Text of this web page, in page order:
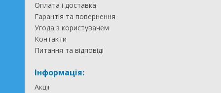
Оплата і доставка
Гарантія та повернення
Угода з користувачем
Контакти
Питання та відповіді
Інформація:
Акції